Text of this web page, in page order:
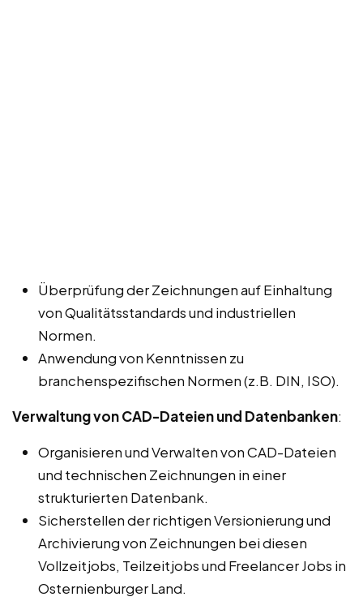
Überprüfung der Zeichnungen auf Einhaltung
von Qualitätsstandards und industriellen
Normen.
Anwendung von Kenntnissen zu
branchenspezifischen Normen (z.B. DIN, ISO).
Verwaltung von CAD-Dateien und Datenbanken:
Organisieren und Verwalten von CAD-Dateien
und technischen Zeichnungen in einer
strukturierten Datenbank.
Sicherstellen der richtigen Versionierung und
Archivierung von Zeichnungen bei diesen
Vollzeitjobs, Teilzeitjobs und Freelancer Jobs in
Osternienburger Land.